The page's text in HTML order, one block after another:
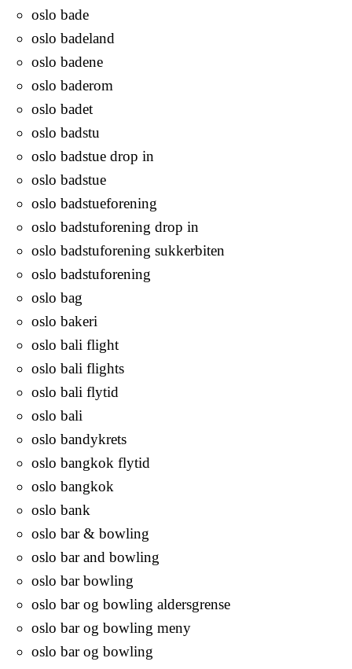
oslo bade
oslo badeland
oslo badene
oslo baderom
oslo badet
oslo badstu
oslo badstue drop in
oslo badstue
oslo badstueforening
oslo badstuforening drop in
oslo badstuforening sukkerbiten
oslo badstuforening
oslo bag
oslo bakeri
oslo bali flight
oslo bali flights
oslo bali flytid
oslo bali
oslo bandykrets
oslo bangkok flytid
oslo bangkok
oslo bank
oslo bar & bowling
oslo bar and bowling
oslo bar bowling
oslo bar og bowling aldersgrense
oslo bar og bowling meny
oslo bar og bowling